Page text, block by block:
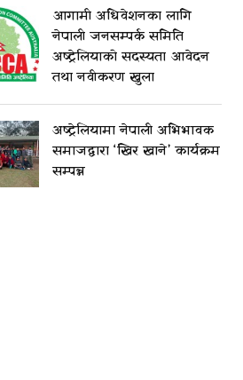
आगामी अधिवेशनका लागि
नेपाली जनसम्पर्क समिति
अष्ट्रेलियाको सदस्यता आवेदन
तथा नवीकरण खुला
अष्ट्रेलियामा नेपाली अभिभावक
समाजद्वारा ‘खिर खाने’ कार्यक्रम
सम्पन्न